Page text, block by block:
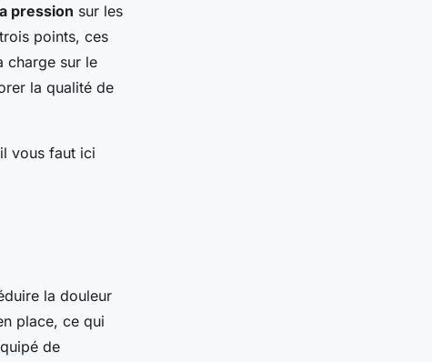
pression sur les
points, ces
charge sur le
la qualité de
vous faut ici
la douleur
place, ce qui
de